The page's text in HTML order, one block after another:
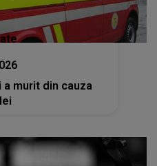
a murit din cauza